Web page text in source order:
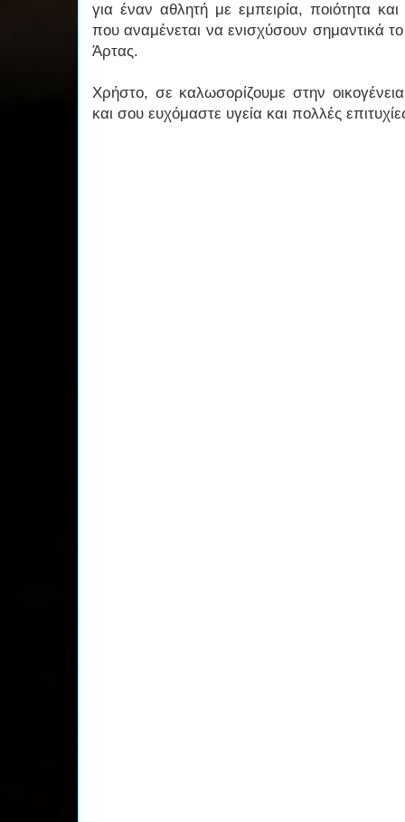
για έναν αθλητή με εμπειρία, ποιότητα και
που αναμένεται να ενισχύσουν σημαντικά
Άρτας.
Χρήστο, σε καλωσορίζουμε στην
και σου ευχόμαστε υγεία και πολλές